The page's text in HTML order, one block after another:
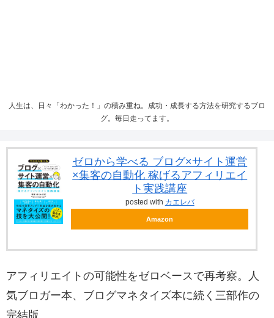
人生は、日々「わかった！」の積み重ね。成功・成長する方法を研究するブロ
グ。毎日走ってます。
ゼロから学べる ブログ×サイト運営
×集客の自動化 稼げるアフィリエイ
ト実践講座
posted with カエレバ
Amazon
アフィリエイトの可能性をゼロベースで再考察。人
気ブロガー本、ブログマネタイズ本に続く三部作の
完結版